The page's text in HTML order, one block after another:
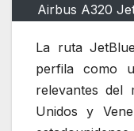
Airbus A320
La ruta
perfila como
relevantes del
Unidos y